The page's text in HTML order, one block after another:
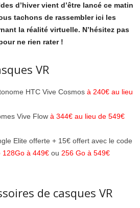
d’hiver vient d’être lancé ce matin
tachons de rassembler ici les
la réalité virtuelle. N’hésitez pas
ne rien rater !
VR
HTC Vive Cosmos à 240€ au lieu
Vive Flow à 344€ au lieu de 549€
Elite offerte + 15€ offert avec le code
128Go à 449€ ou 256 Go à 549€
de casques VR